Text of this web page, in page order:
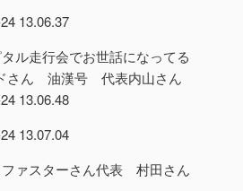
ル走行会でお世話になってる
さん 油漢号 代表内山さん
ファスターさん代表 村田さん